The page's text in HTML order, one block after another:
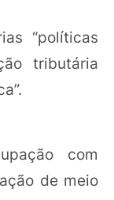
“políticas
tributária
com
de meio